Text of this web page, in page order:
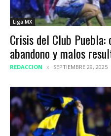
Liga MX
Crisis del Club
abandono y malos
REDACCION SEPTIEMBRE 29, 2025